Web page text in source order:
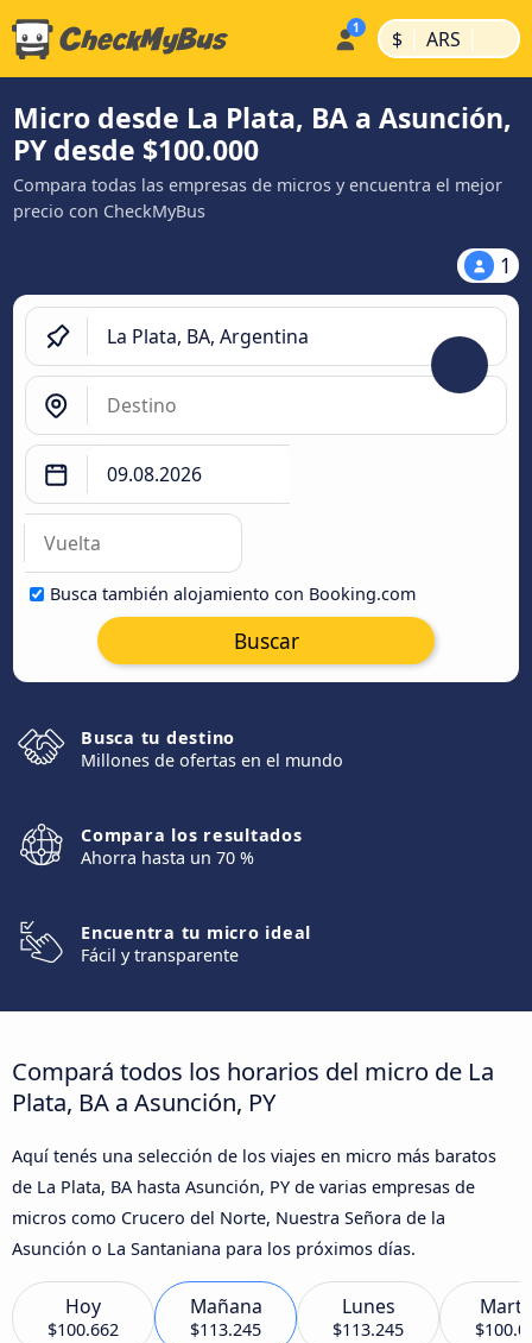
$ | ARS |
Micro desde La Plata, BA a Asunción,
PY desde $100.000
Compara todas las empresas de micros y encuentra el mejor
precio con CheckMyBus
1
Busca también alojamiento con Booking.com
Buscar
Busca tu destino
Millones de ofertas en el mundo
Compara los resultados
Ahorra hasta un 70 %
Encuentra tu micro ideal
Fácil y transparente
Compará todos los horarios del micro de La
Plata, BA a Asunción, PY
Aquí tenés una selección de los viajes en micro más baratos
de La Plata, BA hasta Asunción, PY de varias empresas de
micros como Crucero del Norte, Nuestra Señora de la
Asunción o La Santaniana para los próximos días.
Hoy
$100.662
Mañana
$113.245
Lunes
$113.245